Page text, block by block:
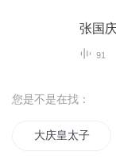
张国
91
您是不是在找：
大庆皇太子